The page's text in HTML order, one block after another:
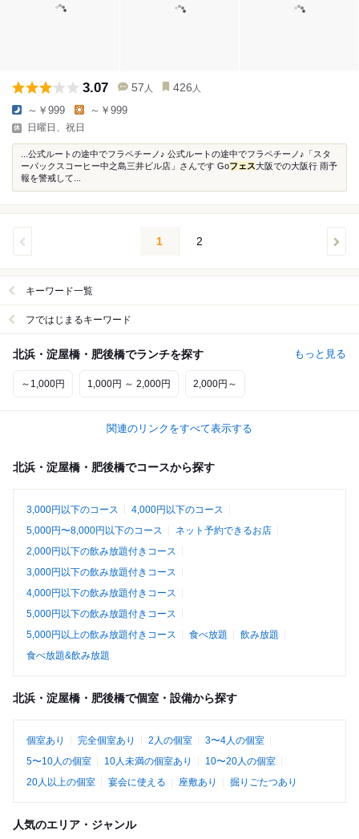
3.07 57 人 426 人
～￥999 ～￥999
日曜日、祝日
...公式ルートの途中でフラペチーノ♪ 公式ルートの途中でフラペチーノ♪「スタ
ーバックスコーヒー中之島三井ビル店」さんです Goフェス大阪での大阪行 雨予
報を警戒して...
1 2
キーワード一覧
フではじまるキーワード
北浜・淀屋橋・肥後橋でランチを探す もっと見る
～1,000円 1,000円 ～ 2,000円 2,000円～
関連のリンクをすべて表示する
北浜・淀屋橋・肥後橋でコースから探す
3,000円以下のコース
4,000円以下のコース
5,000円〜8,000円以下のコース
ネット予約できるお店
2,000円以下の飲み放題付きコース
3,000円以下の飲み放題付きコース
4,000円以下の飲み放題付きコース
5,000円以下の飲み放題付きコース
5,000円以上の飲み放題付きコース
食べ放題
飲み放題
食べ放題&飲み放題
北浜・淀屋橋・肥後橋で個室・設備から探す
個室あり 完全個室あり 2人の個室
3〜4人の個室
5〜10人の個室
10人未満の個室あり
10〜20人の個室
20人以上の個室
宴会に使える 座敷あり 掘りごたつあり
人気のエリア・ジャンル